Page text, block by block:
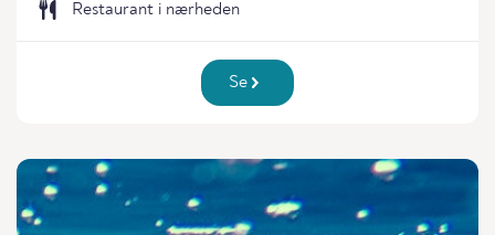
Restaurant i nærheden
Se